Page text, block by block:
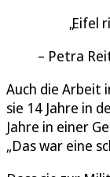
Eifel
Petra
Auch die Arbeit
sie 14 Jahre in
Jahre in einer
„Das war eine